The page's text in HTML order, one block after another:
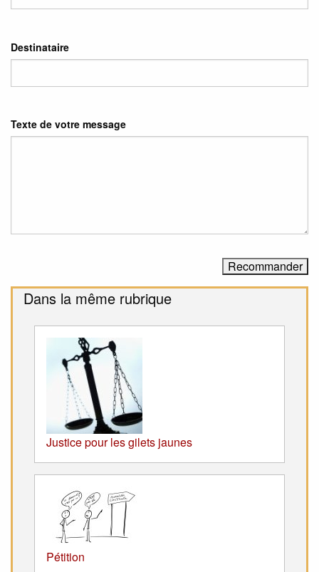
Destinataire
Texte de votre message
Dans la même rubrique
Justice pour les gilets jaunes
Pétition